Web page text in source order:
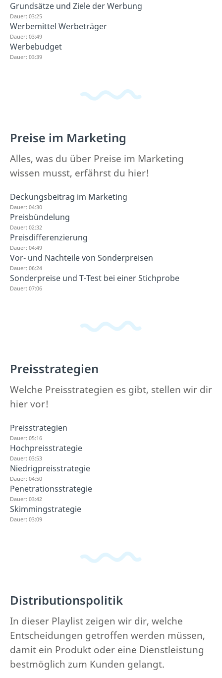
Grundsätze und Ziele der Werbung
Dauer: 03:25
Werbemittel Werbeträger
Dauer: 03:49
Werbebudget
Dauer: 03:39
Preise im Marketing
Alles, was du über Preise im Marketing
wissen musst, erfährst du hier!
Deckungsbeitrag im Marketing
Dauer: 04:30
Preisbündelung
Dauer: 02:32
Preisdifferenzierung
Dauer: 04:49
Vor- und Nachteile von Sonderpreisen
Dauer: 06:24
Sonderpreise und T-Test bei einer Stichprobe
Dauer: 07:06
Preisstrategien
Welche Preisstrategien es gibt, stellen wir dir
hier vor!
Preisstrategien
Dauer: 05:16
Hochpreisstrategie
Dauer: 03:53
Niedrigpreisstrategie
Dauer: 04:50
Penetrationsstrategie
Dauer: 03:42
Skimmingstrategie
Dauer: 03:09
Distributionspolitik
In dieser Playlist zeigen wir dir, welche
Entscheidungen getroffen werden müssen,
damit ein Produkt oder eine Dienstleistung
bestmöglich zum Kunden gelangt.